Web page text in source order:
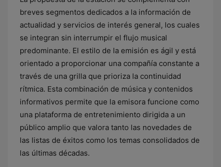
breves segmentos dedicados a la información de
actualidad y servicios de interés general, los cuales
se integran sin interrumpir el flujo musical
predominante. El estilo de la emisión es ágil y está
orientado a proporcionar una compañía constante a
través de una grilla que prioriza la continuidad
rítmica. Esta combinación de música y contenidos
informativos permite que la emisora funcione como
una plataforma de entretenimiento dirigida a un
público amplio que valora tanto las novedades de
las listas de éxitos como los temas consolidados de
las últimas décadas.